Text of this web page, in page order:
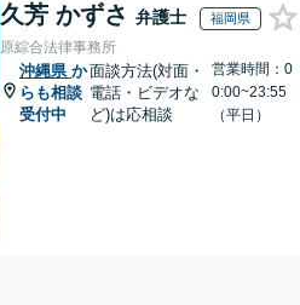
久芳 かずさ 弁護士 福岡県
原綜合法律事務所
沖縄県 か
らも相談
受付中
面談方法(対面・
電話・ビデオな
ど)は応相談
営業時間：0
0:00~23:55
（平日）